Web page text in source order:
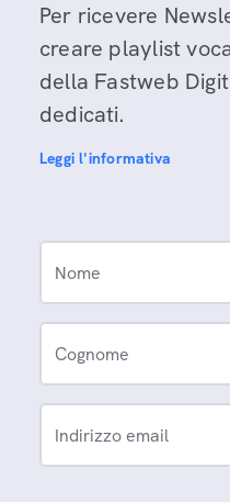
Per ricevere
creare playlist
della Fastweb
dedicati.
Leggi l'informativa
Nome
Cognome
Indirizzo email